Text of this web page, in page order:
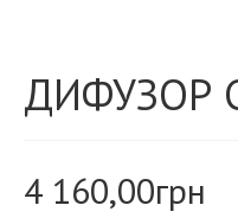
ДИФУЗОР
4 160,00грн